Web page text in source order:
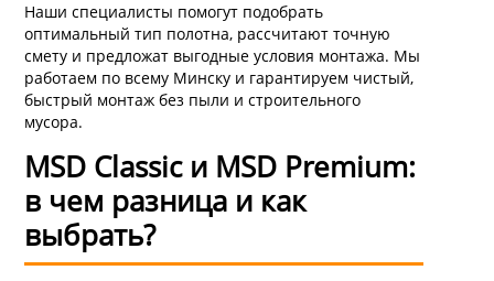
Наши специалисты помогут подобрать
оптимальный тип полотна, рассчитают точную
смету и предложат выгодные условия монтажа. Мы
работаем по всему Минску и гарантируем чистый,
быстрый монтаж без пыли и строительного
мусора.
MSD Classic и MSD Premium:
в чем разница и как
выбрать?